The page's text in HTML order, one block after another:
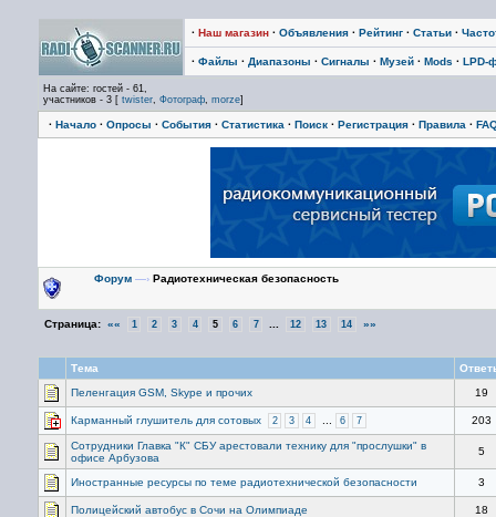
· Наш магазин · Объявления · Рейтинг · Статьи ·
· Файлы · Диапазоны · Сигналы · Музей · Mods · LPD-
На сайте: гостей - 61,
участников - 3 [ twister, Фотограф, morze]
· Начало · Опросы · События · Статистика · Поиск · Регистрация · Правила ·
Форум —› Радиотехническая безопасность
Страница: «« 1 2 3 4 5 6 7 12 13 14 »»
Тема
Пеленгация GSM, Skype и прочих
19
Карманный глушитель для сотовых 2 3 4 6 7 203
Сотрудники Главка "К" СБУ арестовали технику для "прослушки" в
офисе Арбузова
5
Иностранные ресурсы по теме радиотехнической безопасности 3
Полицейский автобус в Сочи на Олимпиаде 18